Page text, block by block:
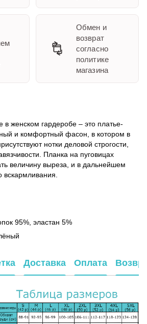
Обмен и
возврат
согласно
политике
магазина
в женском гардеробе – это платье-
и комфортный фасон, в котором в
нотки деловой строгости,
Планка на пуговицах
величину выреза, и в дальнейшем
вскармливания.
95%, эластан 5%
Доставка Оплата